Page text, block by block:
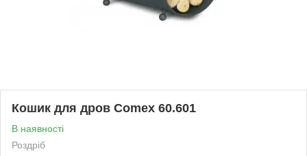
Кошик для дров Comex 60.601
В наявності
Роздріб